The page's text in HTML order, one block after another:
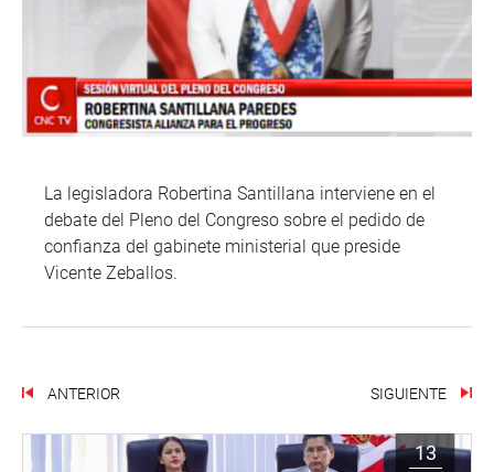
La legisladora Robertina Santillana interviene en el
debate del Pleno del Congreso sobre el pedido de
confianza del gabinete ministerial que preside
Vicente Zeballos.
ANTERIOR SIGUIENTE
13